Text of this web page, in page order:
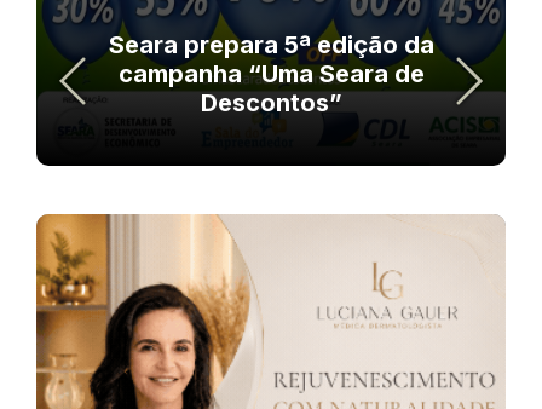
Seara prepara 5ª edição da
campanha “Uma Seara de
Descontos”